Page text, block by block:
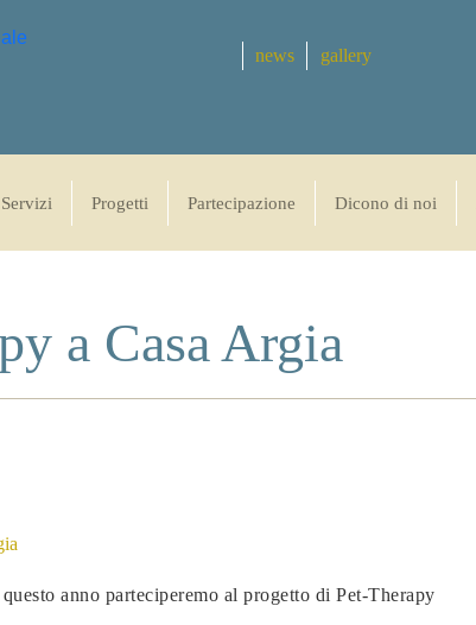
news gallery
Servizi Progetti Partecipazione Dicono di noi
a Casa Argia
anno parteciperemo al progetto di Pet-Therapy